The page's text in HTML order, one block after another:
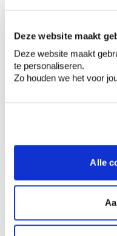
Deze website maakt
Deze website maakt
te personaliseren.
Zo houden we het voor
Alle
extra duurzaam.
om te voorkomen
oude
doordringen in de
Het
verf